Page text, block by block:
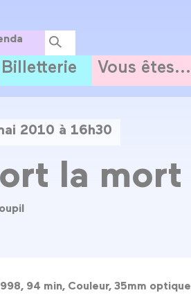
Billetterie Vous êtes...
2010 à 16h30
la mort
94 min, Couleur, 35mm optique